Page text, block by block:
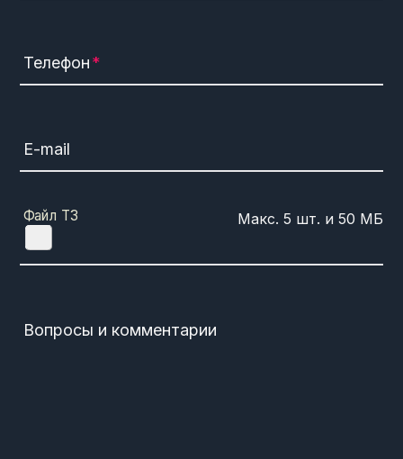
Телефон
E-mail
Файл ТЗ
Вопросы и комментарии